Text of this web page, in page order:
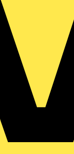
zu
von
und Rollladen
und Informationen
der
nach
IPS Farbdisplay
Seiten
Schalten,